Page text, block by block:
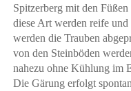
Spitzerberg mit den
diese Art werden reife
werden die Trauben
von den Steinböden
nahezu ohne Kühlung im
Die Gärung erfolgt